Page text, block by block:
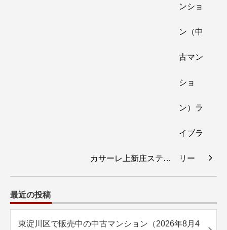
カサーレ上新庄ステ…
最近の投稿
東淀川区で販売中の中古マンション（2026年8月4